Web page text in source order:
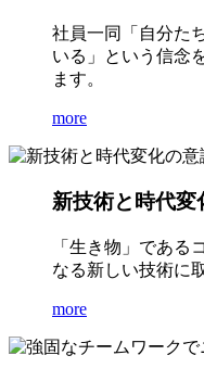
社員一同「自分た
いる」という信念
ます。
more
新技術と時代変
「生き物」である
なる新しい技術に
more